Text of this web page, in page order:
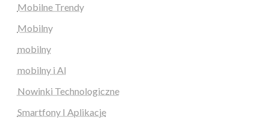
Mobilne Trendy
Mobilny
mobilny
mobilny i AI
Nowinki Technologiczne
Smartfony I Aplikacje